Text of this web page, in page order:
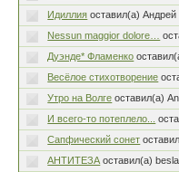
Идиллия оставил(а) Андрей
Nessun maggior dolore…
Дуэнде* Фламенко
Весёлое стихотворение
Утро на Волге оставил(а)
И всего-то потеплело...
Сапфический сонет
АНТИТЕЗА оставил(а)